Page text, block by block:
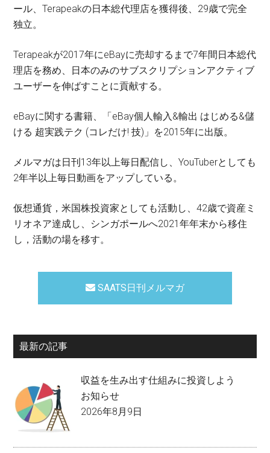
ール、Terapeakの日本総代理店を獲得後、29歳で完全
独立。
Terapeakが2017年にeBayに売却するまで7年間日本総代
理店を務め、日本のみのサブスクリプションアクティブ
ユーザーを伸ばすことに貢献する。
eBayに関する書籍、「eBay個人輸入&輸出 はじめる&儲
ける 超実践テク (コレだけ! 技)」を2015年に出版。
メルマガは日刊13年以上毎日配信し、YouTuberとしても
2年半以上毎日動画をアップしている。
仮想通貨，米国株投資家としても活動し、42歳で資産ミ
リオネア達成し、シンガポールへ2021年年末から移住
し，活動の場を移す。
SAATS日刊メルマガ
最新の記事
収益を生み出す仕組みに投資しよう
お知らせ
2026年8月9日